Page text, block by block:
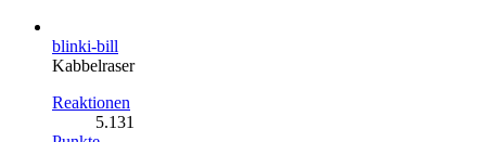
blinki-bill
Kabbelraser
Reaktionen
5.131